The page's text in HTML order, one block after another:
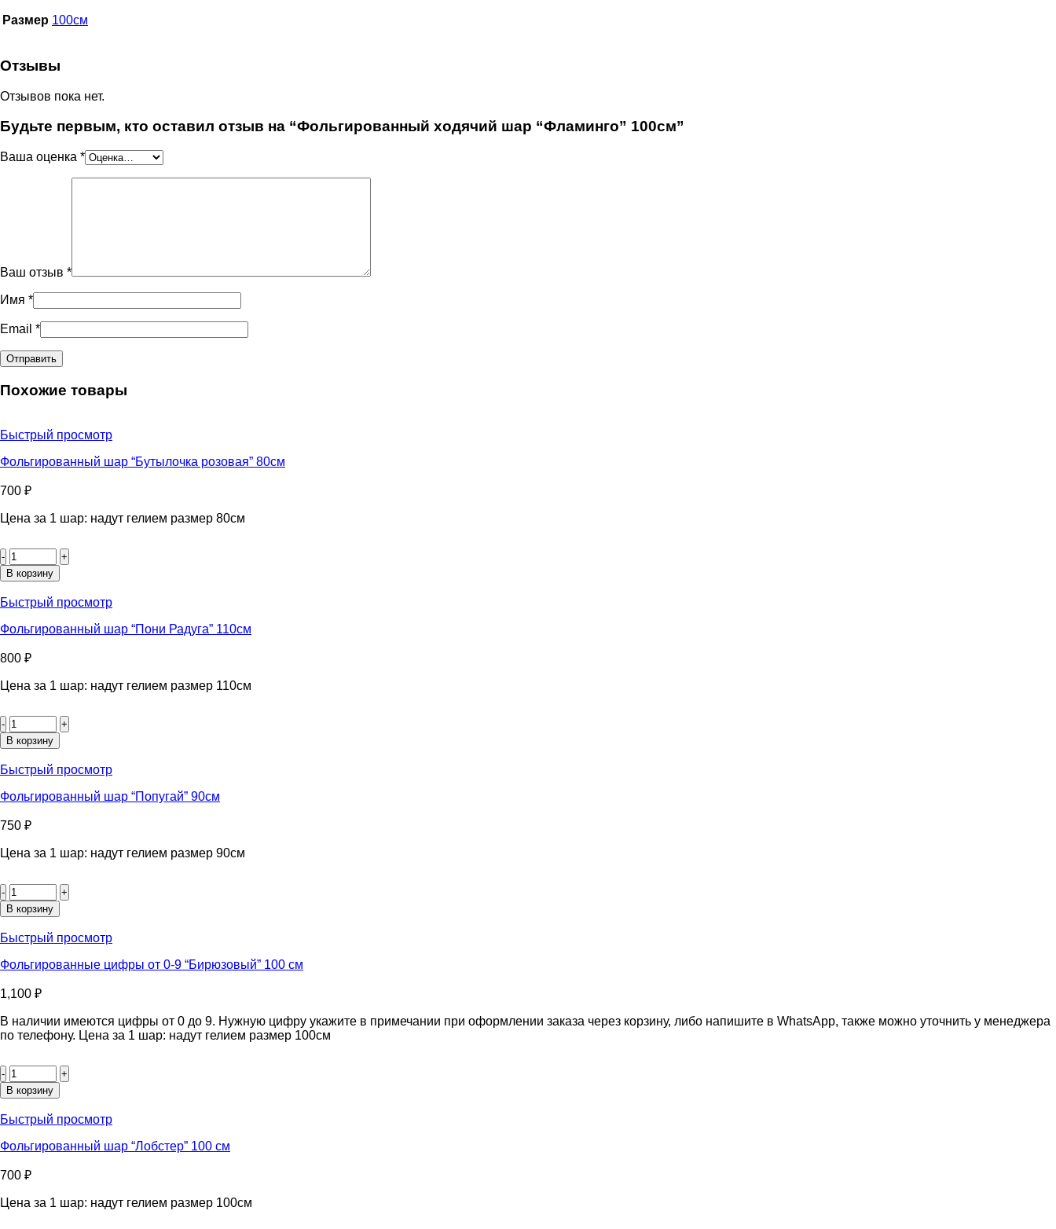
Размер 100см
Отзывы
Отзывов пока нет.
Будьте первым, кто оставил отзыв на “Фольгированный ходячий шар “Фламинго” 100см”
Ваша оценка *
Ваш отзыв *
Имя *
Email *
Похожие товары
Быстрый просмотр
Фольгированный шар “Бутылочка розовая” 80см
700 ₽
Цена за 1 шар: надут гелием размер 80см
товара
Фольгированный
"Бутылочка
80см
В корзину
Быстрый просмотр
Фольгированный шар “Пони Радуга” 110см
800 ₽
Цена за 1 шар: надут гелием размер 110см
товара
Фольгированный
"Пони
110см
В корзину
Быстрый просмотр
Фольгированный шар “Попугай” 90см
750 ₽
Цена за 1 шар: надут гелием размер 90см
товара
Фольгированный
шар
"Попугай"
В корзину
Быстрый просмотр
Фольгированные цифры от 0-9 “Бирюзовый” 100 см
1,100 ₽
В наличии имеются цифры от 0 до 9. Нужную цифру укажите в примечании при оформлении заказа через корзину, либо напишите в WhatsApp, также можно уточнить у менеджера
по телефону. Цена за 1 шар: надут гелием размер 100см
товара
Фольгированные
от
9
100
В корзину
Быстрый просмотр
Фольгированный шар “Лобстер” 100 см
700 ₽
Цена за 1 шар: надут гелием размер 100см